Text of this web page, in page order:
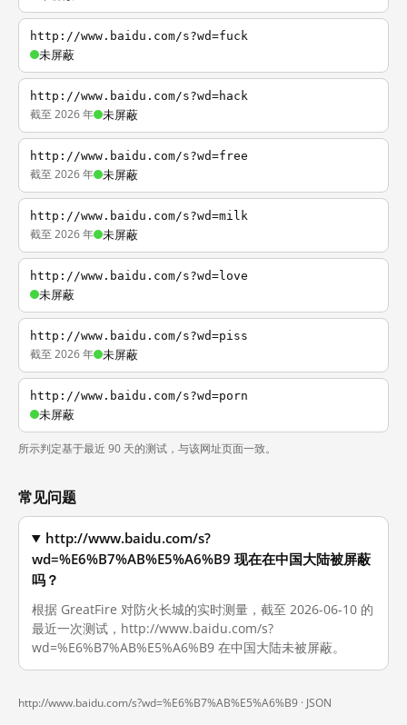
http://www.baidu.com/s?wd=fuck
未屏蔽
http://www.baidu.com/s?wd=hack
截至 2026 年 未屏蔽
http://www.baidu.com/s?wd=free
截至 2026 年 未屏蔽
http://www.baidu.com/s?wd=milk
截至 2026 年 未屏蔽
http://www.baidu.com/s?wd=love
未屏蔽
http://www.baidu.com/s?wd=piss
截至 2026 年 未屏蔽
http://www.baidu.com/s?wd=porn
未屏蔽
所示判定基于最近 90 天的测试，与该网址页面一致。
常见问题
http://www.baidu.com/s?
wd=%E6%B7%AB%E5%A6%B9 现在在中国大陆被屏蔽
吗？
根据 GreatFire 对防火长城的实时测量，截至 2026-06-10 的
最近一次测试，http://www.baidu.com/s?
wd=%E6%B7%AB%E5%A6%B9 在中国大陆未被屏蔽。
http://www.baidu.com/s?wd=%E6%B7%AB%E5%A6%B9 · JSON